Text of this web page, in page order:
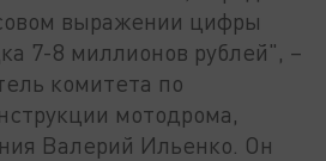
выражении цифры
7-8 миллионов рублей", –
комитета по
мотодрома,
Валерий Ильенко. Он